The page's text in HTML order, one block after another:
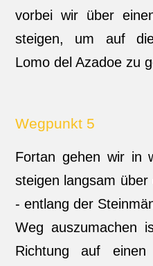
vorbei wir über
steigen, um auf
Lomo del Azadoe zu
Wegpunkt 5
Fortan gehen wir in
steigen langsam
- entlang der
Weg auszumachen
Richtung auf einen